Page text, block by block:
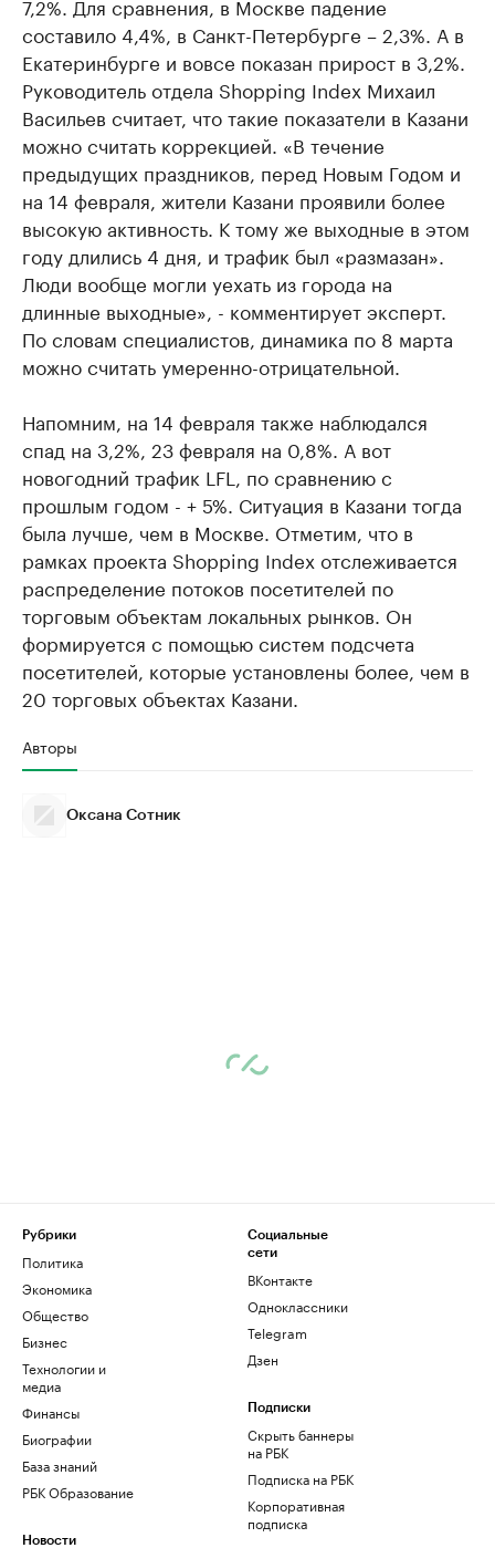
составило 4,4%, в Санкт-Петербурге – 2,3%. А в
Екатеринбурге и вовсе показан прирост в 3,2%.
Руководитель отдела Shopping Index Михаил
Васильев считает, что такие показатели в Казани
можно считать коррекцией. «В течение
предыдущих праздников, перед Новым Годом и
на 14 февраля, жители Казани проявили более
высокую активность. К тому же выходные в этом
году длились 4 дня, и трафик был «размазан».
Люди вообще могли уехать из города на
длинные выходные», - комментирует эксперт.
По словам специалистов, динамика по 8 марта
можно считать умеренно-отрицательной.
Напомним, на 14 февраля также наблюдался
спад на 3,2%, 23 февраля на 0,8%. А вот
новогодний трафик LFL, по сравнению с
прошлым годом - + 5%. Ситуация в Казани тогда
была лучше, чем в Москве. Отметим, что в
рамках проекта Shopping Index отслеживается
распределение потоков посетителей по
торговым объектам локальных рынков. Он
формируется с помощью систем подсчета
посетителей, которые установлены более, чем в
20 торговых объектах Казани.
Авторы
Оксана Сотник
Рубрики
Политика
Экономика
Общество
Бизнес
Технологии и
медиа
Финансы
Биографии
База знаний
РБК Образование
Новости
Социальные
сети
ВКонтакте
Одноклассники
Telegram
Дзен
Подписки
Скрыть баннеры
на РБК
Подписка на РБК
Корпоративная
подписка